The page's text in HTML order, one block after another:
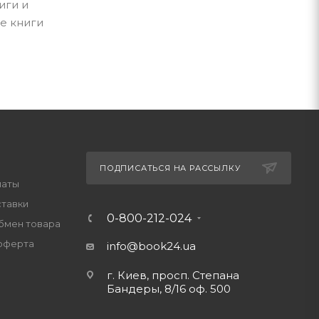
и
книги
товара
ПОДПИСАТЬСЯ НА РАССЫЛКУ
0-800-212-024
info@book24.ua
г. Киев, просп. Степана
Бандеры, 8/16 оф. 500